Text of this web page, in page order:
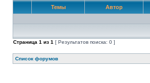
Темы Автор
Страница 1 из 1 [ Результатов поиска: 0 ]
Список форумов